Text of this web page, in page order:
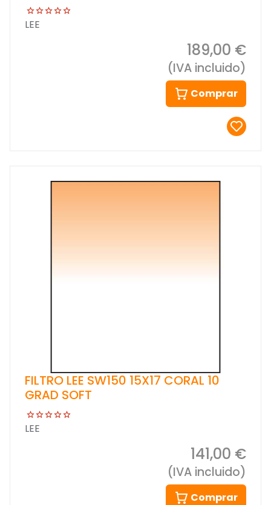
LEE
189,00 €
(IVA incluido)
Comprar
FILTRO LEE SW150 15X17 CORAL 10
GRAD SOFT
LEE
141,00 €
(IVA incluido)
Comprar